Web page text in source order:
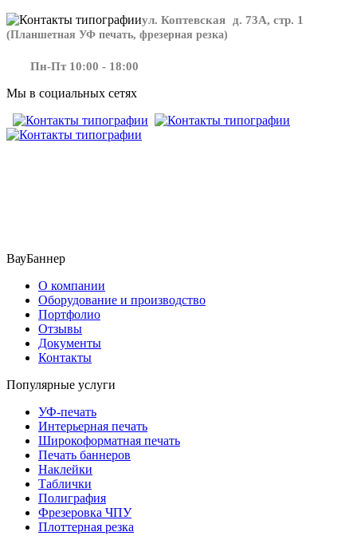
ул. Коптевская д. 73А, стр. 1
(Планшетная УФ печать, фрезерная резка)
Пн-Пт 10:00 - 18:00
Мы в социальных сетях
ВауБаннер
О компании
Оборудование и производство
Портфолио
Отзывы
Документы
Контакты
Популярные услуги
УФ-печать
Интерьерная печать
Широкоформатная печать
Печать баннеров
Наклейки
Таблички
Полиграфия
Фрезеровка ЧПУ
Плоттерная резка